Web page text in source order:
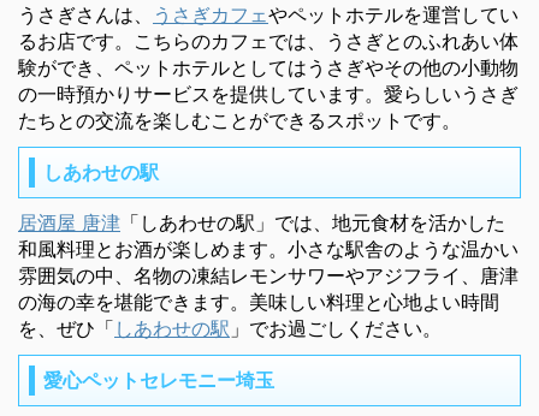
うさぎさんは、 うさぎカフェやペットホテルを運営してい
るお店です。こちらのカフェでは、うさぎとのふれあい体
験ができ、ペットホテルとしてはうさぎやその他の小動物
の一時預かりサービスを提供しています。愛らしいうさぎ
たちとの交流を楽しむことができるスポットです。
しあわせの駅
居酒屋 唐津 「しあわせの駅」では、地元食材を活かした
和風料理とお酒が楽しめます。小さな駅舎のような温かい
雰囲気の中、名物の凍結レモンサワーやアジフライ、唐津
の海の幸を堪能できます。美味しい料理と心地よい時間
を、ぜひ「 しあわせの駅 」でお過ごしください。
愛心ペットセレモニー埼玉